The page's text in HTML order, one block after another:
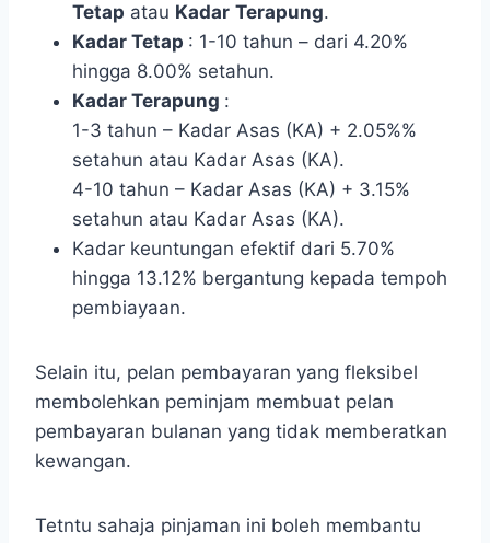
Tetap atau Kadar Terapung.
Kadar Tetap : 1-10 tahun – dari 4.20%
hingga 8.00% setahun.
Kadar Terapung :
1-3 tahun – Kadar Asas (KA) + 2.05%%
setahun atau Kadar Asas (KA).
4-10 tahun – Kadar Asas (KA) + 3.15%
setahun atau Kadar Asas (KA).
Kadar keuntungan efektif dari 5.70%
hingga 13.12% bergantung kepada tempoh
pembiayaan.
Selain itu, pelan pembayaran yang fleksibel
membolehkan peminjam membuat pelan
pembayaran bulanan yang tidak memberatkan
kewangan.
Tetntu sahaja pinjaman ini boleh membantu